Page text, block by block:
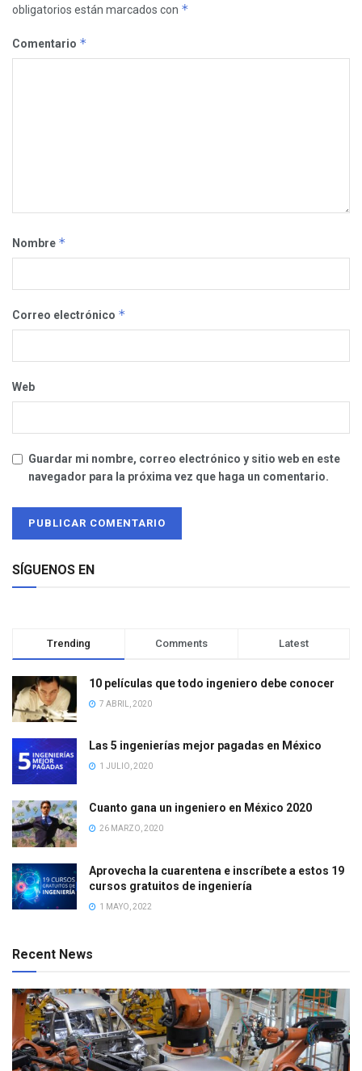
obligatorios están marcados con *
Comentario *
Nombre *
Correo electrónico *
Web
Guardar mi nombre, correo electrónico y sitio web en este
navegador para la próxima vez que haga un comentario.
SÍGUENOS EN
Trending Comments Latest
10 películas que todo ingeniero debe conocer
7 ABRIL, 2020
Las 5 ingenierías mejor pagadas en México
1 JULIO, 2020
Cuanto gana un ingeniero en México 2020
26 MARZO, 2020
Aprovecha la cuarentena e inscríbete a estos 19
cursos gratuitos de ingeniería
1 MAYO, 2022
Recent News